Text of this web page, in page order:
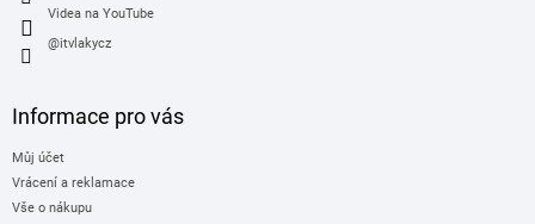
Videa na YouTube
@itvlakycz
Informace pro vás
Můj účet
Vrácení a reklamace
Vše o nákupu